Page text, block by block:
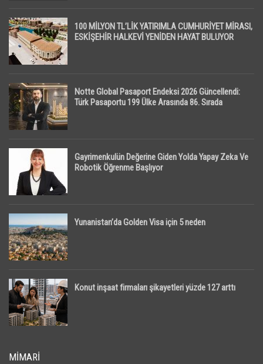
100 MİLYON TL’LİK YATIRIMLA CUMHURİYET MİRASI,
ESKİŞEHİR HALKEVİ YENİDEN HAYAT BULUYOR
Notte Global Pasaport Endeksi 2026 Güncellendi:
Türk Pasaportu 199 Ülke Arasında 86. Sırada
Gayrimenkulün Değerine Giden Yolda Yapay Zeka Ve
Robotik Öğrenme Başlıyor
Yunanistan’da Golden Visa için 5 neden
Konut inşaat firmaları şikayetleri yüzde 127 arttı
MIMARI